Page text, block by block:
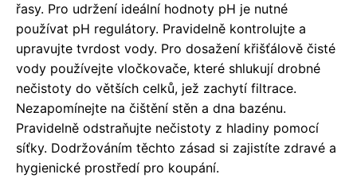
řasy. Pro udržení ideální hodnoty pH je nutné
používat pH regulátory. Pravidelně kontrolujte a
upravujte tvrdost vody. Pro dosažení křišťálově čisté
vody používejte vločkovače, které shlukují drobné
nečistoty do větších celků, jež zachytí filtrace.
Nezapomínejte na čištění stěn a dna bazénu.
Pravidelně odstraňujte nečistoty z hladiny pomocí
síťky. Dodržováním těchto zásad si zajistíte zdravé a
hygienické prostředí pro koupání.